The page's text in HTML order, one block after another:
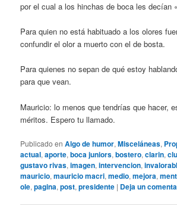
por el cual a los hinchas de boca les decían
Para quien no está habituado a los olores
confundir el olor a muerto con el de bosta.
Para quienes no sepan de qué estoy
para que vean.
Mauricio: lo menos que tendrías que hacer,
méritos. Espero tu llamado.
Publicado en Algo de humor,Misceláneas,
actual,aporte,boca juniors,bostero,clarin,
gustavo rivas,imagen,intervencion,
mauricio,mauricio macri,medio,mejora,
ole,pagina,post,presidente | Deja un